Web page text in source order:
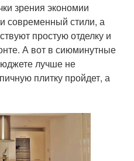
зрения экономии
современный стили, а
простую отделку и
А вот в сиюминутные
лучше не
плитку пройдет, а